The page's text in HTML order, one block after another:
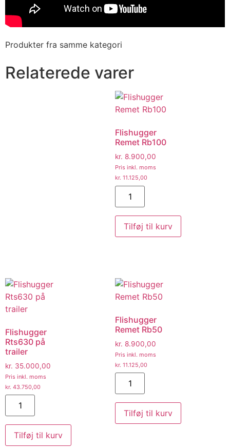
Produkter fra samme kategori
Relaterede varer
Flishugger
Remet Rb100
kr. 8.900,00
Pris inkl. moms
kr. 11.125,00
Tilføj til kurv
Flishugger
Rts630 på
trailer
kr. 35.000,00
Pris inkl. moms
kr. 43.750,00
Tilføj til kurv
Flishugger
Remet Rb50
kr. 8.900,00
Pris inkl. moms
kr. 11.125,00
Tilføj til kurv